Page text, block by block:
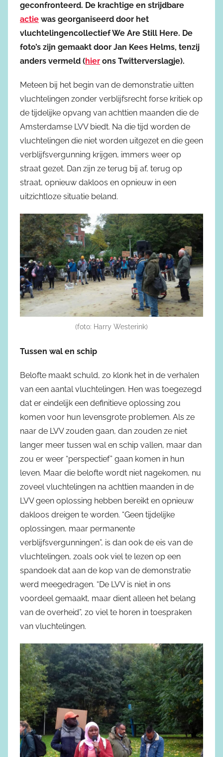
geconfronteerd. De krachtige en strijdbare
actie was georganiseerd door het
vluchtelingencollectief We Are Still Here. De
foto’s zijn gemaakt door Jan Kees Helms, tenzij
anders vermeld (hier ons Twitterverslagje).
Meteen bij het begin van de demonstratie uitten
vluchtelingen zonder verblijfsrecht forse kritiek op
de tijdelijke opvang van achttien maanden die de
Amsterdamse LVV biedt. Na die tijd worden de
vluchtelingen die niet worden uitgezet en die geen
verblijfsvergunning krijgen, immers weer op
straat gezet. Dan zijn ze terug bij af, terug op
straat, opnieuw dakloos en opnieuw in een
uitzichtloze situatie beland.
(foto: Harry Westerink)
Tussen wal en schip
Belofte maakt schuld, zo klonk het in de verhalen
van een aantal vluchtelingen. Hen was toegezegd
dat er eindelijk een definitieve oplossing zou
komen voor hun levensgrote problemen. Als ze
naar de LVV zouden gaan, dan zouden ze niet
langer meer tussen wal en schip vallen, maar dan
zou er weer “perspectief” gaan komen in hun
leven. Maar die belofte wordt niet nagekomen, nu
zoveel vluchtelingen na achttien maanden in de
LVV geen oplossing hebben bereikt en opnieuw
dakloos dreigen te worden. “Geen tijdelijke
oplossingen, maar permanente
verblijfsvergunningen”, is dan ook de eis van de
vluchtelingen, zoals ook viel te lezen op een
spandoek dat aan de kop van de demonstratie
werd meegedragen. “De LVV is niet in ons
voordeel gemaakt, maar dient alleen het belang
van de overheid”, zo viel te horen in toespraken
van vluchtelingen.